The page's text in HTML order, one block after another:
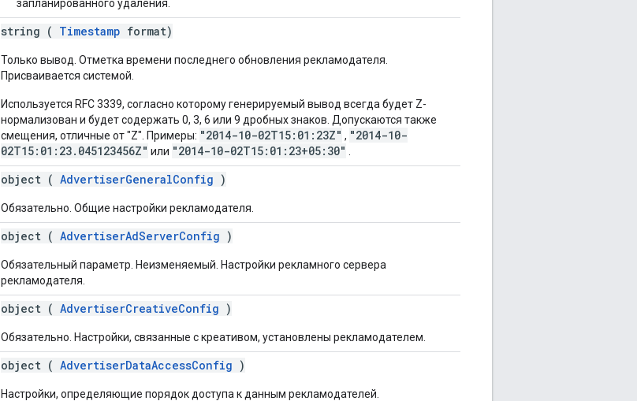
запланированного удаления.
string ( Timestamp format)
Только вывод. Отметка времени последнего обновления рекламодателя.
Присваивается системой.
Используется RFC 3339, согласно которому генерируемый вывод всегда будет Z-
нормализован и будет содержать 0, 3, 6 или 9 дробных знаков. Допускаются также
смещения, отличные от "Z". Примеры: "2014-10-02T15:01:23Z" , "2014-10-
02T15:01:23.045123456Z" или "2014-10-02T15:01:23+05:30"
object ( AdvertiserGeneralConfig )
Обязательно. Общие настройки рекламодателя.
object ( AdvertiserAdServerConfig )
Обязательный параметр. Неизменяемый. Настройки рекламного сервера
рекламодателя.
object ( AdvertiserCreativeConfig )
Обязательно. Настройки, связанные с креативом, установлены рекламодателем.
object ( AdvertiserDataAccessConfig )
Настройки, определяющие порядок доступа к данным рекламодателей.